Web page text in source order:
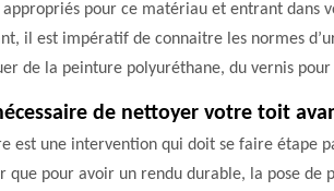
appropriés pour ce matériau et entrant
il est impératif de connaitre les normes
de la peinture polyuréthane, du vernis
de nettoyer votre toit
est une intervention qui doit se faire étape
que pour avoir un rendu durable, la pose